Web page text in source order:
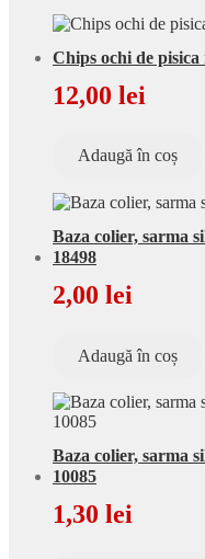
Chips ochi de
12,00 lei
Adaugă în coș
Baza colier, sarma
18498
2,00 lei
Adaugă în coș
Baza colier, sarma
10085
1,30 lei